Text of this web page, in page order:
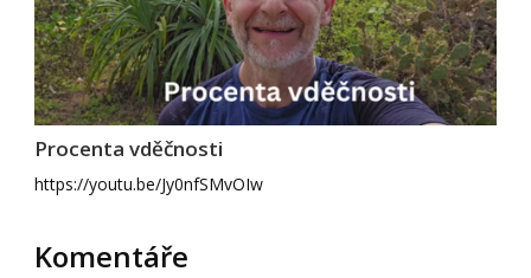
Procenta vděčnosti
https://youtu.be/Jy0nfSMvOIw
Komentáře